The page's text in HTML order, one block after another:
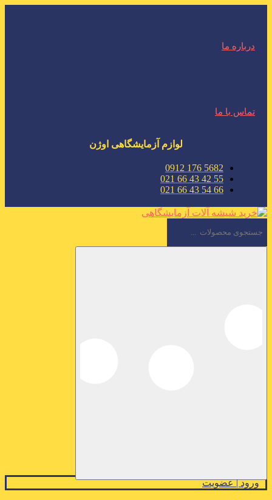
درباره ما
تماس با ما
لوازم آزمایشگاهی اوژن
5682 176 0912
55 42 43 66 021
66 54 43 66 021
ورود | عضویت